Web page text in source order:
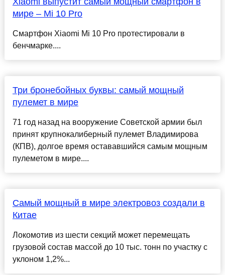
мире – Mi 10 Pro
Смартфон Xiaomi Mi 10 Pro протестировали в
бенчмарке....
Три бронебойных буквы: самый мощный
пулемет в мире
71 год назад на вооружение Советской армии был
принят крупнокалиберный пулемет Владимирова
(КПВ), долгое время остававшийся самым мощным
пулеметом в мире....
Самый мощный в мире электровоз создали в
Китае
Локомотив из шести секций может перемещать
грузовой состав массой до 10 тыс. тонн по участку с
уклоном 1,2%...